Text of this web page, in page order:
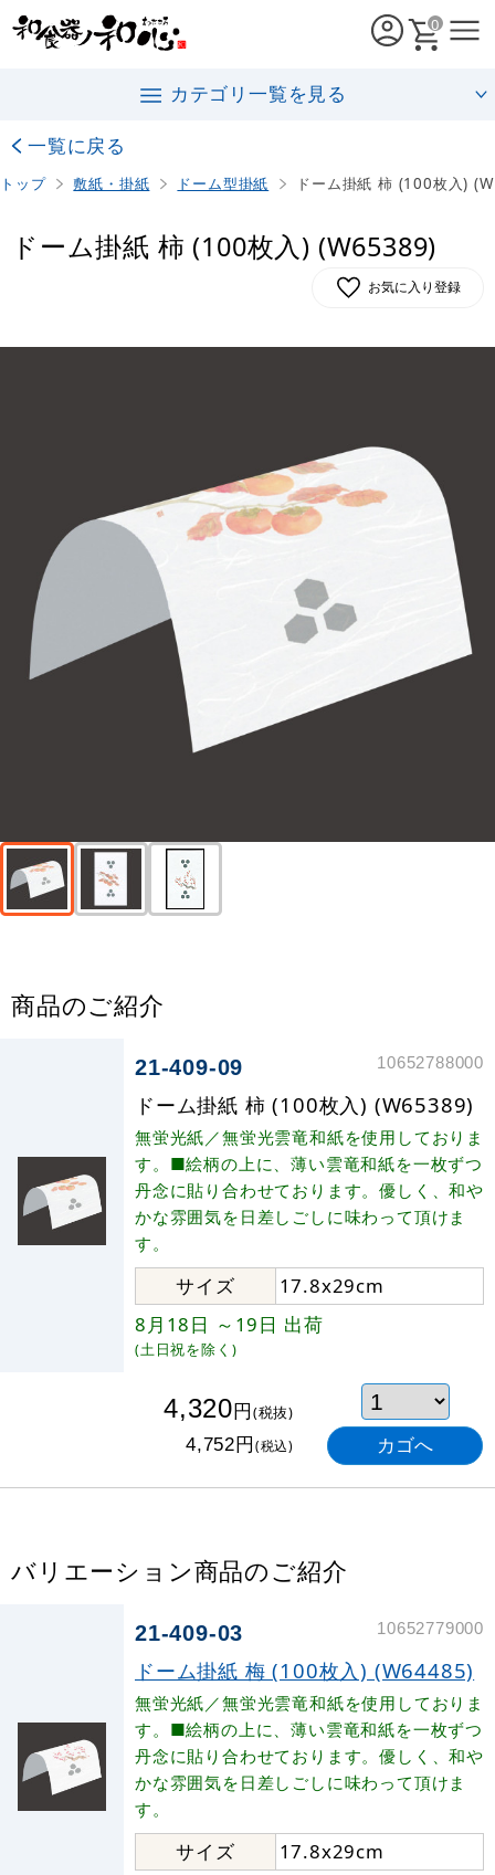
0
カテゴリ一覧を見る
一覧に戻る
トップ 敷紙・掛紙 ドーム型掛紙 ドーム掛紙 柿 (100枚入)
ドーム掛紙 柿 (100枚入) (W65389)
お気に入り登録
商品のご紹介
21-409-09 10652788000
ドーム掛紙 柿 (100枚入) (W65389)
無蛍光紙／無蛍光雲竜和紙を使用しておりま
す。■絵柄の上に、薄い雲竜和紙を一枚ずつ
丹念に貼り合わせております。優しく、和や
かな雰囲気を日差しごしに味わって頂けま
す。
サイズ
17.8x29cm
8月18日 ～19日 出荷
(土日祝を除く)
4,320円(税抜)
4,752円(税込)
バリエーション商品のご紹介
21-409-03 10652779000
ドーム掛紙 梅 (100枚入) (W64485)
無蛍光紙／無蛍光雲竜和紙を使用しておりま
す。■絵柄の上に、薄い雲竜和紙を一枚ずつ
丹念に貼り合わせております。優しく、和や
かな雰囲気を日差しごしに味わって頂けま
す。
サイズ
17.8x29cm